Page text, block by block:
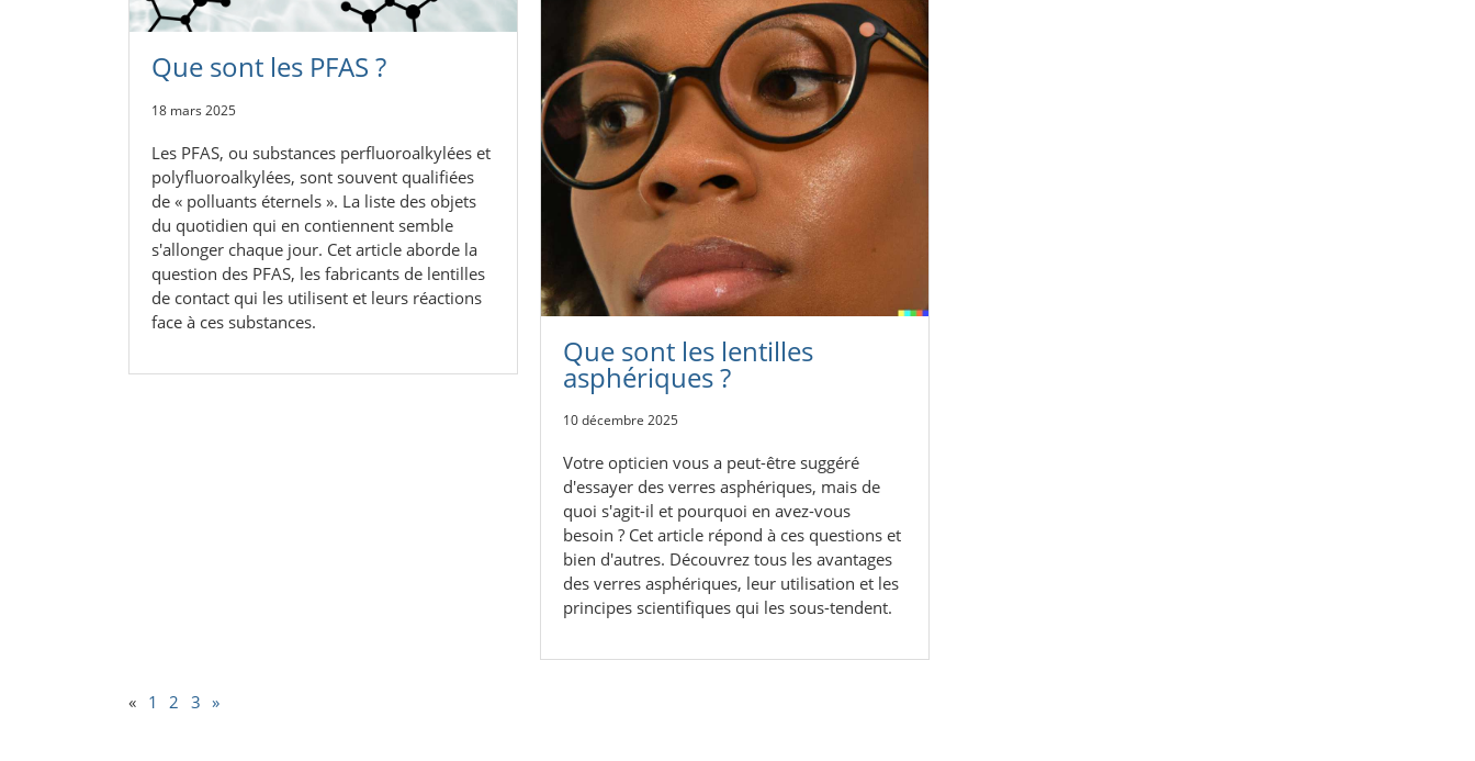
Que sont les PFAS ?
18 mars 2025
Les PFAS, ou substances perfluoroalkylées et
polyfluoroalkylées, sont souvent qualifiées
de « polluants éternels ». La liste des objets
du quotidien qui en contiennent semble
s'allonger chaque jour. Cet article aborde la
question des PFAS, les fabricants de lentilles
de contact qui les utilisent et leurs réactions
face à ces substances.
Que sont les lentilles
asphériques ?
10 décembre 2025
Votre opticien vous a peut-être suggéré
d'essayer des verres asphériques, mais de
quoi s'agit-il et pourquoi en avez-vous
besoin ? Cet article répond à ces questions et
bien d'autres. Découvrez tous les avantages
des verres asphériques, leur utilisation et les
principes scientifiques qui les sous-tendent.
« 1 2 3 »